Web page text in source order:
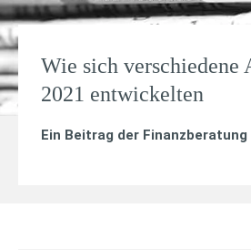
Wie sich verschiedene
2021 entwickelten
Ein Beitrag der Finanzberatung